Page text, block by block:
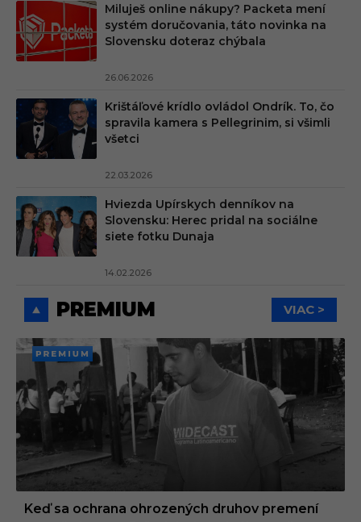
Miluješ online nákupy? Packeta mení
systém doručovania, táto novinka na
Slovensku doteraz chýbala
26.06.2026
Krištáľové krídlo ovládol Ondrík. To, čo
spravila kamera s Pellegrinim, si všimli
všetci
22.03.2026
Hviezda Upírskych denníkov na
Slovensku: Herec pridal na sociálne
siete fotku Dunaja
14.02.2026
PREMIUM VIAC >
PREMI
UM
Keď sa ochrana ohrozených druhov premení